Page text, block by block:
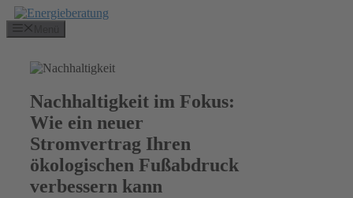
Zum
Inhalt
springen
Nachhaltigkeit im Fokus:
Wie ein neuer
Stromvertrag Ihren
ökologischen Fußabdruck
verbessern kann